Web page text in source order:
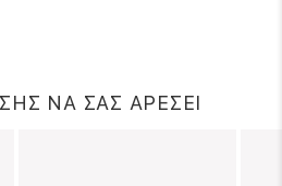
ΝΑ ΣΑΣ ΑΡΕΣΕΙ